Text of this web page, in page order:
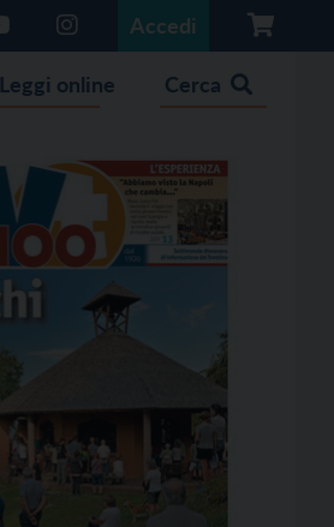
Accedi
Leggi online Cerca